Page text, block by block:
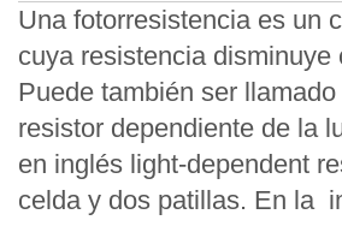
Una fotorresistencia es un
cuya resistencia
Puede también ser
resistor dependiente de la
en inglés light-dependent
celda y dos patillas. En la